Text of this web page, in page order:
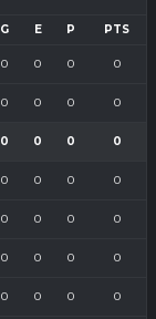
G E P PTS
0 0 0 0
0 0 0 0
0 0 0 0
0 0 0 0
0 0 0 0
0 0 0 0
0 0 0 0